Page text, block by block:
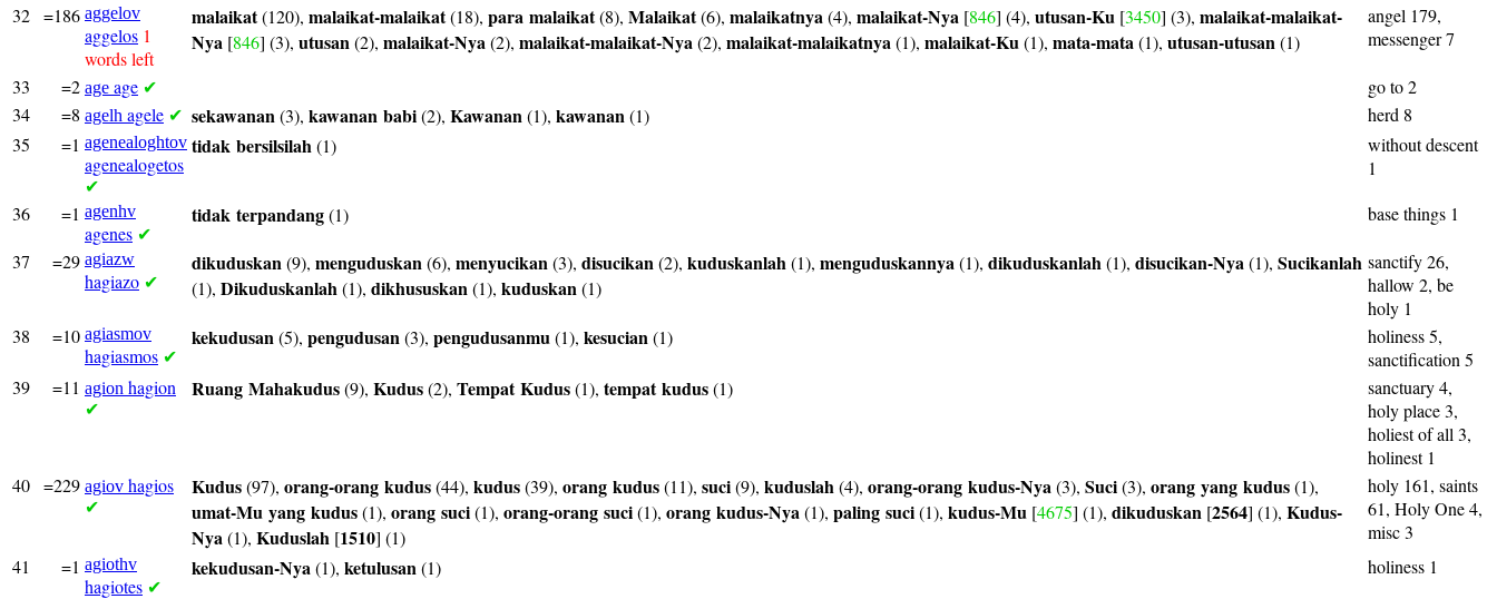
32 =186 aggelov
aggelos 1
words left
malaikat(120), malaikat-malaikat(18), para malaikat(8), Malaikat(6), malaikatnya(4), malaikat-Nya [846] (4), utusan-Ku [3450] (3), malaikat-malaikat-
Nya [846] (3), utusan(2), malaikat-Nya(2), malaikat-malaikat-Nya(2), malaikat-malaikatnya(1), malaikat-Ku(1), mata-mata(1), utusan-utusan(1)
angel 179,
messenger 7
33 =2 age age ✔
go to 2
34
=8 agelh agele ✔ sekawanan(3), kawanan babi(2), Kawanan(1), kawanan(1)
herd 8
35
=1 agenealoghtov
agenealogetos
✔
tidak bersilsilah(1)
without descent
1
36
=1 agenhv
agenes ✔
tidak terpandang(1) base things 1
37 =29 agiazw
hagiazo ✔
dikuduskan(9), menguduskan(6), menyucikan(3), disucikan(2), kuduskanlah(1), menguduskannya(1), dikuduskanlah(1), disucikan-Nya(1), Sucikanlah
(1), Dikuduskanlah(1), dikhususkan(1), kuduskan(1)
sanctify 26,
hallow 2, be
holy 1
38
=10 agiasmov
hagiasmos ✔
kekudusan(5), pengudusan(3), pengudusanmu(1), kesucian(1)
holiness 5,
sanctification 5
39
=11 agion hagion
✔
Ruang Mahakudus(9), Kudus(2), Tempat Kudus(1), tempat kudus(1)
sanctuary 4,
holy place 3,
holiest of all 3,
holinest 1
40 =229 agiov hagios
✔
Kudus(97), orang-orang kudus(44), kudus(39), orang kudus(11), suci(9), kuduslah(4), orang-orang kudus-Nya(3), Suci(3), orang yang kudus(1),
umat-Mu yang kudus(1), orang suci(1), orang-orang suci(1), orang kudus-Nya(1), paling suci(1), kudus-Mu [4675] (1), dikuduskan [2564] (1), Kudus-
Nya(1), Kuduslah [1510] (1)
holy 161, saints
61, Holy One 4,
misc 3
41
=1 agiothv
hagiotes ✔
kekudusan-Nya(1), ketulusan(1) holiness 1